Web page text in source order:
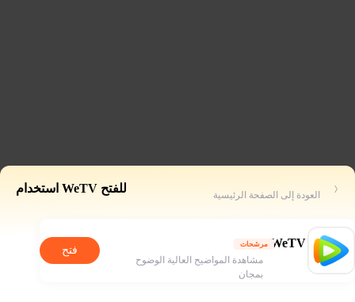
للفتح WeTV استخدام العودة إلى الصفحة الرئيسية
WeTV مرشحات
مشاهدة المواضيح العالية الوضوح
بمجان
فتح